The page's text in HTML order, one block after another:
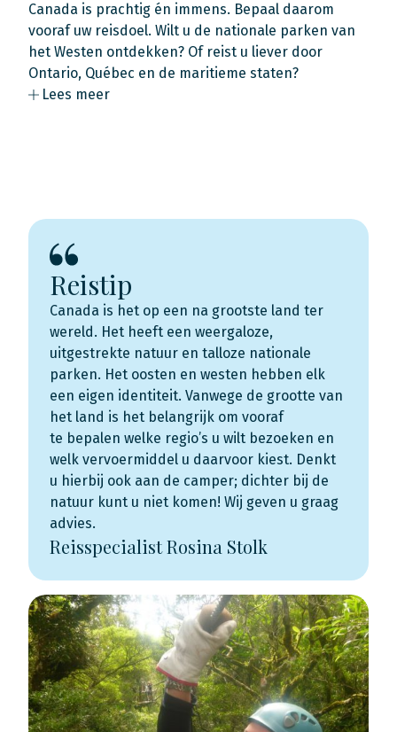
Canada is prachtig én immens. Bepaal daarom
vooraf uw reisdoel. Wilt u de nationale parken van
het Westen ontdekken? Of reist u liever door
Ontario, Québec en de maritieme staten?
Lees meer
Reistip
Canada is het op een na grootste land ter
wereld. Het heeft een weergaloze,
uitgestrekte natuur en talloze nationale
parken. Het oosten en westen hebben elk
een eigen identiteit. Vanwege de grootte van
het land is het belangrijk om vooraf
te bepalen welke regio’s u wilt bezoeken en
welk vervoermiddel u daarvoor kiest. Denkt
u hierbij ook aan de camper; dichter bij de
natuur kunt u niet komen! Wij geven u graag
advies.
Reisspecialist Rosina Stolk